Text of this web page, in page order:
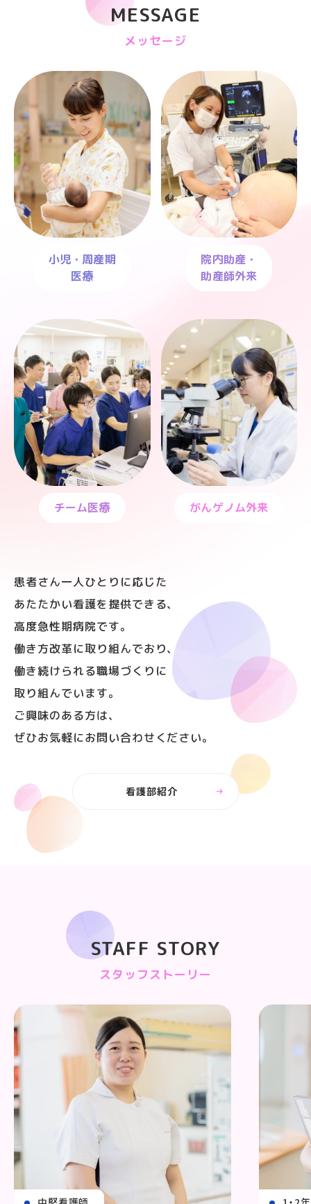
MESSAGE
メッセージ
小児・周産期
医療
院内助産・
助産師外来
チーム医療 がんゲノム外来
患者さん一人ひとりに応じた
あたたかい看護を 提供できる、
高度急性期病院です。
働き方改革に取り組んでおり、
働き続けられる職場づくりに
取り組んでいます。
ご興味のある方は、
ぜひお気軽にお問い合わせください。
看護部紹介
STAFF STORY
スタッフストーリー